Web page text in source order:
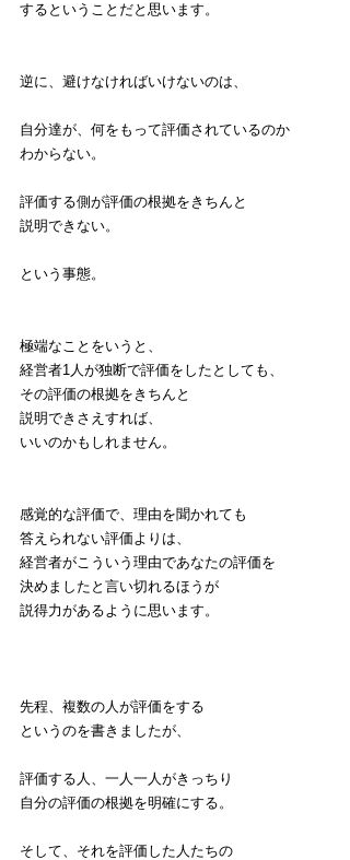
するということだと思います。
逆に、避けなければいけないのは、
自分達が、何をもって評価されているのか
わからない。
評価する側が評価の根拠をきちんと
説明できない。
という事態。
極端なことをいうと、
経営者1人が独断で評価をしたとしても、
その評価の根拠をきちんと
説明できさえすれば、
いいのかもしれません。
感覚的な評価で、理由を聞かれても
答えられない評価よりは、
経営者がこういう理由であなたの評価を
決めましたと言い切れるほうが
説得力があるように思います。
先程、複数の人が評価をする
というのを書きましたが、
評価する人、一人一人がきっちり
自分の評価の根拠を明確にする。
そして、それを評価した人たちの